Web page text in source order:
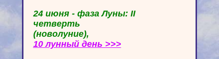
24 июня - фаза Луны: II
четверть
(новолуние),
10 лунный день >>>